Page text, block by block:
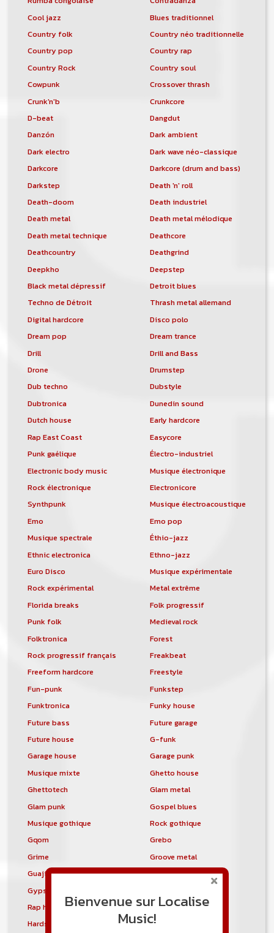
Cool jazz
Blues traditionnel
Country folk
Country néo traditionnelle
Country pop
Country rap
Country Rock
Country soul
Cowpunk
Crossover thrash
Crunk'n'b
Crunkcore
D-beat
Dangdut
Danzón
Dark ambient
Dark electro
Dark wave néo-classique
Darkcore
Darkcore (drum and bass)
Darkstep
Death 'n' roll
Death-doom
Death industriel
Death metal
Death metal mélodique
Death metal technique
Deathcore
Deathcountry
Deathgrind
Deepkho
Deepstep
Black metal dépressif
Detroit blues
Techno de Détroit
Thrash metal allemand
Digital hardcore
Disco polo
Dream pop
Dream trance
Drill
Drill and Bass
Drone
Drumstep
Dub techno
Dubstyle
Dubtronica
Dunedin sound
Dutch house
Early hardcore
Rap East Coast
Easycore
Punk gaélique
Électro-industriel
Electronic body music
Musique électronique
Rock électronique
Electronicore
Synthpunk
Musique électroacoustique
Emo
Emo pop
Musique spectrale
Éthio-jazz
Ethnic electronica
Ethno-jazz
Euro Disco
Musique expérimentale
Rock expérimental
Metal extrême
Florida breaks
Folk progressif
Punk folk
Medieval rock
Folktronica
Forest
Rock progressif français
Freakbeat
Freeform hardcore
Freestyle
Fun-punk
Funkstep
Funktronica
Funky house
Future bass
Future garage
Future house
G-funk
Garage house
Garage punk
Musique mixte
Ghetto house
Ghettotech
Glam metal
Glam punk
Gospel blues
Musique gothique
Rock gothique
Gqom
Grebo
Grime
Groove metal
Guajira
Guaracha
Gypsy punk
Rap hardcore
Industrial hardcore
Hardstep
Hardstyle
Bienvenue sur Localise
Music!